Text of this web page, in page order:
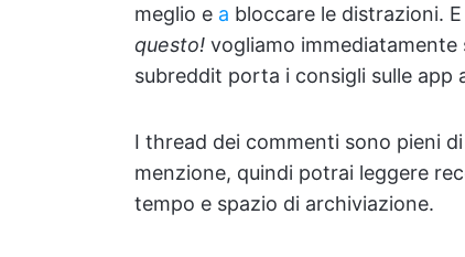
meglio e a bloccare le distrazioni.
questo! vogliamo
subreddit porta i consigli sulle app
I thread dei commenti sono pieni
menzione, quindi potrai leggere
tempo e spazio di archiviazione.